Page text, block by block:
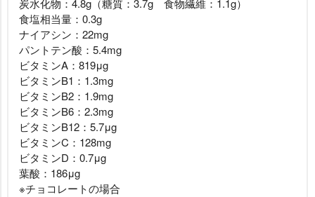
炭水化物：4.8g（糖質：3.7g 食物繊維：1.1g）
食塩相当量：0.3g
ナイアシン：22mg
パントテン酸：5.4mg
ビタミンA：819μg
ビタミンB1：1.3mg
ビタミンB2：1.9mg
ビタミンB6：2.3mg
ビタミンB12：5.7μg
ビタミンC：128mg
ビタミンD：0.7μg
葉酸：186μg
※チョコレートの場合